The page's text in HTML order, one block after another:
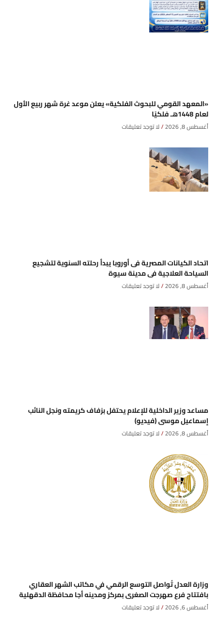
«المعهد القومي للبحوث الفلكية» يعلن موعد غرة شهر ربيع الأول
لعام 1448هـ فلكيًا
أغسطس 8, 2026 لا توجد تعليقات
اتحاد الكيانات المصرية فى أوروبا يبدأ رحلته السنوية لتشجيع
السياحة العلاجية فى مدينة سيوة
أغسطس 8, 2026 لا توجد تعليقات
مساعد وزير الداخلية للإعلام يحتفل بزفاف كريمته ونجل النائب
إسماعيل موسى (فيديو)
أغسطس 8, 2026 لا توجد تعليقات
وزارة العدل تُواصل التوسع الرقمي في مكاتب الشهر العقاري
بافتتاح فرع صهرجت الصغرى بمركز ومدينه أجا محافظة الدقهلية
أغسطس 6, 2026 لا توجد تعليقات